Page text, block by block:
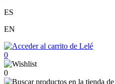
ES
EN
0
0